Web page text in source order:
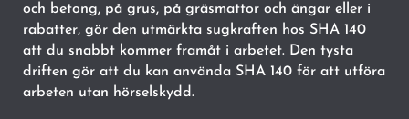
och betong, på grus, på gräsmattor och ängar eller i
rabatter, gör den utmärkta sugkraften hos SHA 140
att du snabbt kommer framåt i arbetet. Den tysta
driften gör att du kan använda SHA 140 för att utföra
arbeten utan hörselskydd.